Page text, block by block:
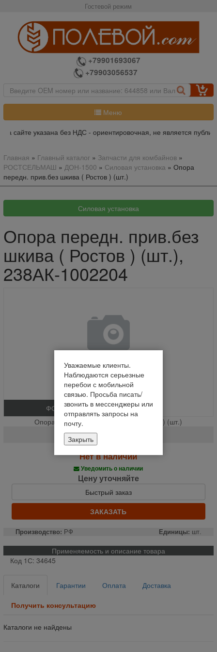
Гостевой режим
+79901693067
+79903056537
Меню
сайте указана без НДС - ориентировочная, не является
Главная » Главный каталог» Запчасти для комбайнов»
РОСТСЕЛЬМАШ » ДОН-1500 » Силовая установка » Опора
передн. прив.без шкива ( Ростов ) (шт.)
Опора передн. прив.без
шкива ( Ростов ) (шт.),
238АК-1002204
ФОТО
Опора передн. прив.без шкива ( Ростов ) (шт.)
238АК-1002204
Нет в наличии
Уведомить о наличии
Цену уточняйте
Быстрый заказ
ЗАКАЗАТЬ
Производство: РФ Единицы: шт.
Применяемость и описание товара
Код 1С: 34645
Каталоги Гарантии Оплата Доставка
Получить консультацию
Каталоги не найдены
Уважаемые клиенты.
Наблюдаются серьезные
перебои с мобильной
связью. Просьба писать/
звонить в мессенджеры или
отправлять запросы на
почту.
Закрыть